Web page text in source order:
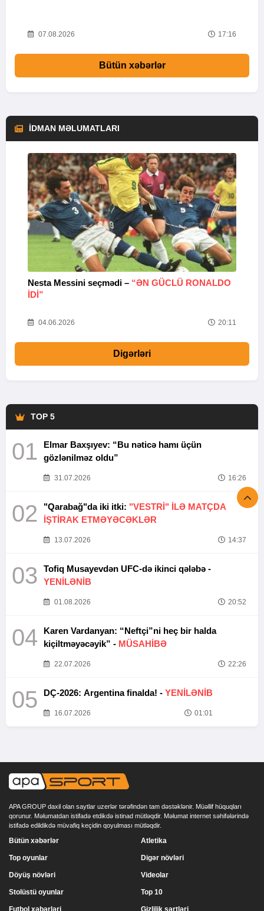
07.08.2026 17:16
Bütün xəbərlər
İDMAN MƏLUMATLARI
Nesta Messini seçmədi – “ƏN GÜCLÜ RONALDO
IDI”
04.06.2026 20:11
Digərləri
TOP 5
01
Elmar Baxşıyev: “Bu nəticə hamı üçün
gözlənilməz oldu”
31.07.2026 16:26
02 "Qarabağ"da iki itki: "VESTRİ" İLƏ MATÇDA
İŞTİRAK ETMƏYƏCƏKLƏR
13.07.2026 14:37
03
Tofiq Musayevdən UFC-də ikinci qələbə -
YENİLƏNİB
01.08.2026 20:52
04
Karen Vardanyan: “Neftçi”ni heç bir halda
kiçiltməyəcəyik” - MÜSAHİBƏ
22.07.2026 22:26
05 DÇ-2026: Argentina finalda! - YENİLƏNİB
16.07.2026 01:01
APA GROUP daxil olan saytlar uzerlər tərəfindən tam dəstəklənir. Müəllif hüquqları
qorunur. Məlumatdan istifadə etdikdə istinad mütləqdir. Məlumat internet səhifələrində
istifadə edildikdə müvafiq keçidin qoyulması mütləqdir.
Bütün xəbərlər
Top oyunlar
Döyüş növləri
Stolüstü oyunlar
Atletika
Digər növləri
Videolar
Top 10
Futbol xəbərləri Gizlilik şərtləri